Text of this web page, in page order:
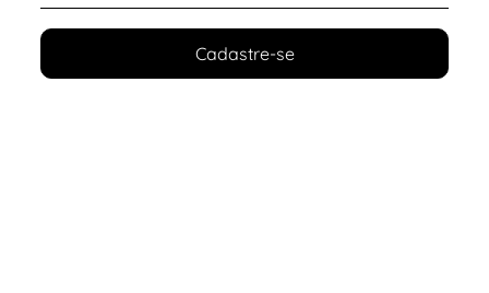
Conforto e ajuste
O modelo foi desenvolvido para oferecer conforto
durante toda a rotina.
Cadastre-se